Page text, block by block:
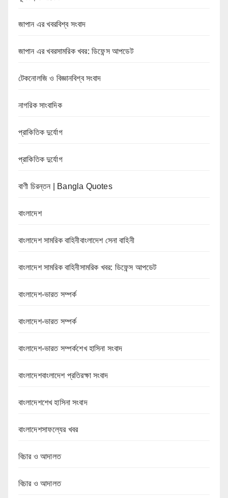
জাপান এর খবরবিশ্ব সংবাদ
জাপান এর খবরসামরিক খবর: ডিফেন্স আপডেট
টেকনোলজি ও বিজ্ঞানবিশ্ব সংবাদ
নাগরিক সাংবাদিক
প্রাকিতিক দুর্যোগ
প্রাকিতিক দুর্যোগ
বাণী চিরন্তন | Bangla Quotes
বাংলাদেশ
বাংলাদেশ সামরিক বাহিনীবাংলাদেশ সেনা বাহিনী
বাংলাদেশ সামরিক বাহিনীসামরিক খবর: ডিফেন্স আপডেট
বাংলাদেশ-ভারত সম্পর্ক
বাংলাদেশ-ভারত সম্পর্ক
বাংলাদেশ-ভারত সম্পর্কশেখ হাসিনা সংবাদ
বাংলাদেশবাংলাদেশ প্রতিরক্ষা সংবাদ
বাংলাদেশশেখ হাসিনা সংবাদ
বাংলাদেশসাফল্যের খবর
বিচার ও আদালত
বিচার ও আদালত